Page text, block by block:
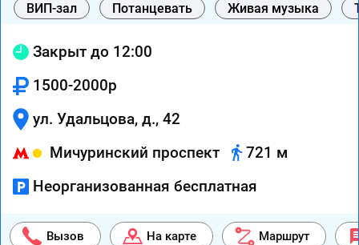
ВИП-зал Потанцевать Живая музыка
Закрыт до 12:00
1500-2000р
ул. Удальцова, д., 42
Мичуринский проспект
721 м
Неорганизованная бесплатная
Вызов На карте Маршрут